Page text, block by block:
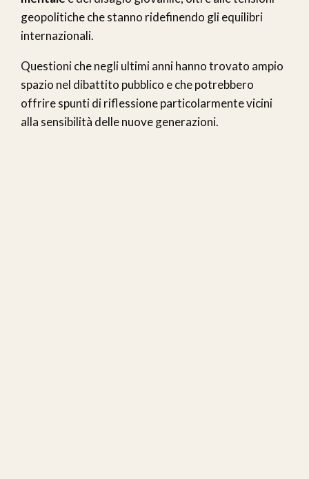
geopolitiche che stanno ridefinendo gli equilibri
internazionali.
Questioni che negli ultimi anni hanno trovato ampio
spazio nel dibattito pubblico e che potrebbero
offrire spunti di riflessione particolarmente vicini
alla sensibilità delle nuove generazioni.